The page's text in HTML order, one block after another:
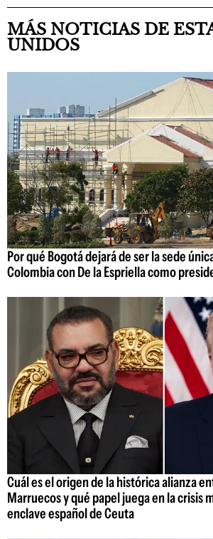
MÁS NOTICIAS DE
UNIDOS
Por qué Bogotá dejará de ser la sede
Colombia con De la Espriella como
Cuál es el origen de la histórica alianza
Marruecos y qué papel juega en la crisis
enclave español de Ceuta